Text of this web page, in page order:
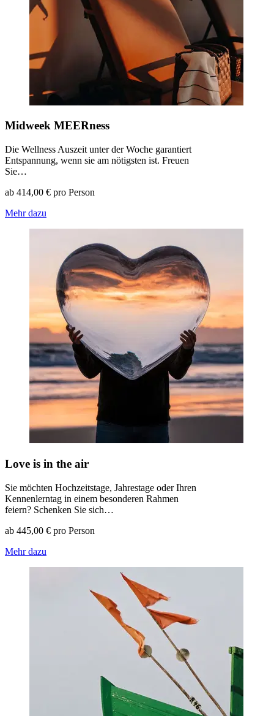
Midweek MEERness
Die Wellness Auszeit unter der Woche garantiert
Entspannung, wenn sie am nötigsten ist. Freuen
Sie…
ab 414,00 € pro Person
Mehr dazu
Love is in the air
Sie möchten Hochzeitstage, Jahrestage oder Ihren
Kennenlerntag in einem besonderen Rahmen
feiern? Schenken Sie sich…
ab 445,00 € pro Person
Mehr dazu